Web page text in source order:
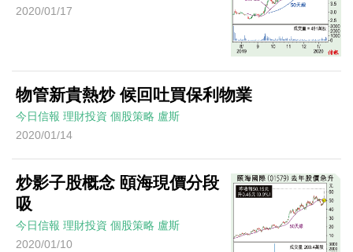
2020/01/17
物管新貴熱炒 候回吐買保利物業
今日信報 理財投資 個股策略 盧斯
2020/01/14
炒影子股概念 頤海現價分段
吸
今日信報 理財投資 個股策略 盧斯
2020/01/10